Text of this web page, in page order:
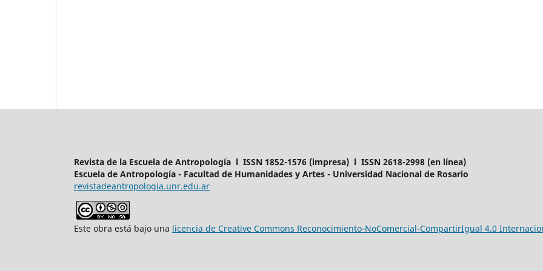
Revista de la Escuela de Antropología l ISSN 1852-1576 (impresa) l ISSN 2618-2998 (en línea)
Escuela de Antropología - Facultad de Humanidades y Artes - Universidad Nacional de Rosario
revistadeantropologia.unr.edu.ar
Este obra está bajo una licencia de Creative Commons Reconocimiento-NoComercial-CompartirIgual 4.0